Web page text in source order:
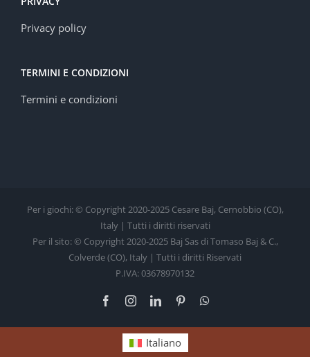
Privacy policy
TERMINI E CONDIZIONI
Termini e condizioni
Per i giochi: © Copyright 2020-2025 Cesare Baj, Cernobbio (CO),
Italy | Tutti i diritti riservati
Per il sito: © Copyright 2020-2025 Baj Sas di Tomaso Baj & C.,
Colverde (CO), Italy | Tutti i diritti Riservati
P.IVA: 03678970132
FacebookInstagramLinkedInPinterest
Italiano